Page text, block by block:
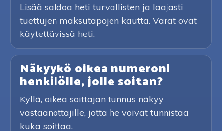
Lisää saldoa heti turvallisten ja laajasti
tuettujen maksutapojen kautta. Varat ovat
käytettävissä heti.
Näkyykö oikea numeroni
henkilölle, jolle soitan?
Kyllä, oikea soittajan tunnus näkyy
vastaanottajille, jotta he voivat tunnistaa
kuka soittaa.